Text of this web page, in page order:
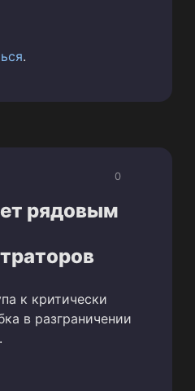
.
0
рядовым
к критически
в разграничении